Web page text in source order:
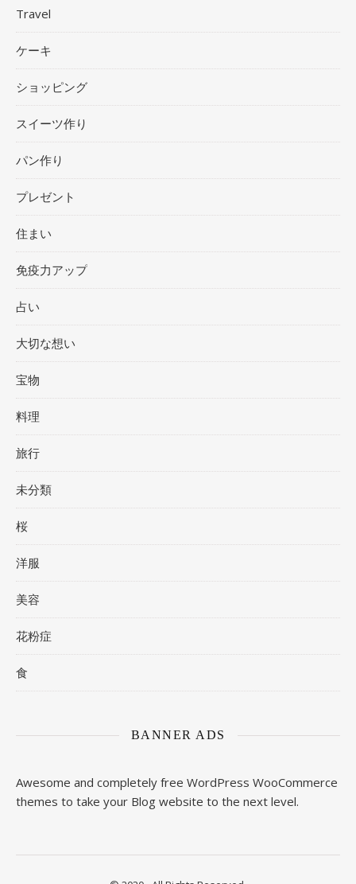
Travel
ケーキ
ショッピング
スイーツ作り
パン作り
プレゼント
住まい
免疫力アップ
占い
大切な想い
宝物
料理
旅行
未分類
桜
洋服
美容
花粉症
食
BANNER ADS
Awesome and completely free WordPress WooCommerce
themes to take your Blog website to the next level.